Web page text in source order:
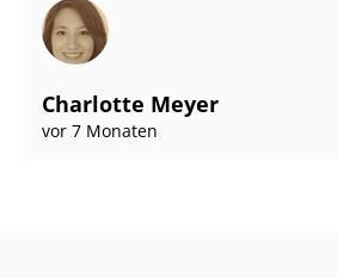
Charlotte Meyer
vor 7 Monaten